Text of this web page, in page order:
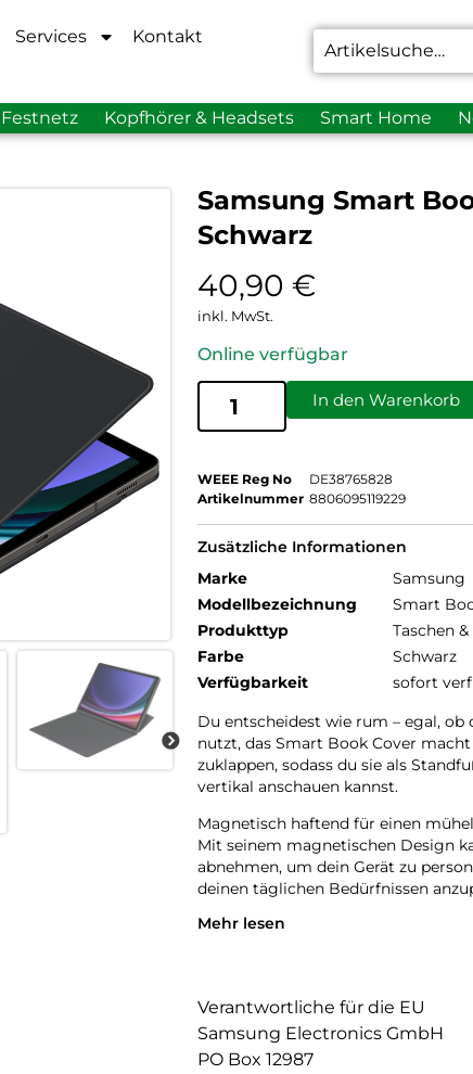
Services
Kontakt
Festnetz Kopfhörer & Headsets Smart Home
Samsung Smart
Schwarz
40,90 €
inkl. MwSt.
Online verfügbar
In den Warenkorb
WEEE Reg No
DE38765828
Artikelnummer 8806095119229
Zusätzliche Informationen
Marke
Samsung
Modellbezeichnung
Smart
Produkttyp
Taschen
Farbe
Schwarz
Verfügbarkeit
sofort
Du entscheidest wie rum – egal,
nutzt, das Smart Book Cover
zuklappen, sodass du sie als
vertikal anschauen kannst.
Magnetisch haftend für einen
Mit seinem magnetischen Design
abnehmen, um dein Gerät zu
deinen täglichen Bedürfnissen
Automatischer Weck- und
Tablet geschlossen hast und
Mehr lesen
Verantwortliche für die EU
Samsung Electronics GmbH
PO Box 12987